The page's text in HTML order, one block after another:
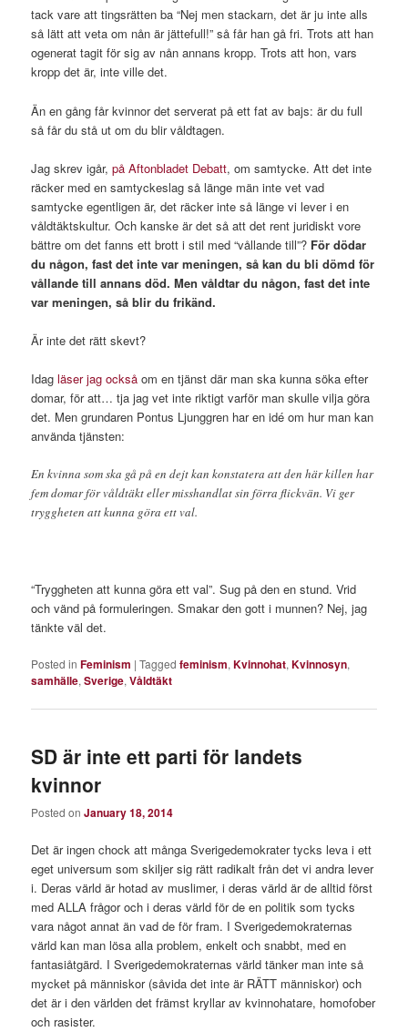
tack vare att tingsrätten ba “Nej men stackarn, det är ju inte alls
så lätt att veta om nån är jättefull!” så får han gå fri. Trots att han
ogenerat tagit för sig av nån annans kropp. Trots att hon, vars
kropp det är, inte ville det.
Än en gång får kvinnor det serverat på ett fat av bajs: är du full
så får du stå ut om du blir våldtagen.
Jag skrev igår,på Aftonbladet Debatt, om samtycke. Att det inte
räcker med en samtyckeslag så länge män inte vet vad
samtycke egentligen är, det räcker inte så länge vi lever i en
våldtäktskultur. Och kanske är det så att det rent juridiskt vore
bättre om det fanns ett brott i stil med “vållande till”? För dödar
du någon, fast det inte var meningen, så kan du bli dömd för
vållande till annans död. Men våldtar du någon, fast det inte
var meningen, så blir du frikänd.
Är inte det rätt skevt?
Idag läser jag också om en tjänst där man ska kunna söka efter
domar, för att… tja jag vet inte riktigt varför man skulle vilja göra
det. Men grundaren Pontus Ljunggren har en idé om hur man kan
använda tjänsten:
En kvinna som ska gå på en dejt kan konstatera att den här killen har
fem domar för våldtäkt eller misshandlat sin förra flickvän. Vi ger
tryggheten att kunna göra ett val.
“Tryggheten att kunna göra ett val”. Sug på den en stund. Vrid
och vänd på formuleringen. Smakar den gott i munnen? Nej, jag
tänkte väl det.
Posted in Feminism |Tagged feminism,Kvinnohat,Kvinnosyn,
samhälle,Sverige,Våldtäkt
SD är inte ett parti för landets
kvinnor
Posted onJanuary 18, 2014
Det är ingen chock att många Sverigedemokrater tycks leva i ett
eget universum som skiljer sig rätt radikalt från det vi andra lever
i. Deras värld är hotad av muslimer, i deras värld är de alltid först
med ALLA frågor och i deras värld för de en politik som tycks
vara något annat än vad de för fram. I Sverigedemokraternas
värld kan man lösa alla problem, enkelt och snabbt, med en
fantasiåtgärd. I Sverigedemokraternas värld tänker man inte så
mycket på människor (såvida det inte är RÄTT människor) och
det är i den världen det främst kryllar av kvinnohatare, homofober
och rasister.